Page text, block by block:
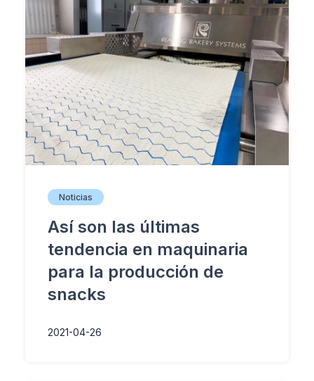
Noticias
Así son las últimas
tendencia en maquinaria
para la producción de
snacks
2021-04-26